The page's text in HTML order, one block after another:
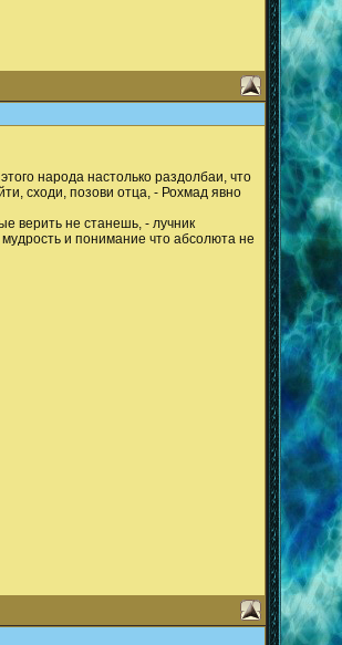
народа настолько раздолбаи, что
сходи, позови отца, - Рохмад явно
верить не станешь, - лучник
и понимание что абсолюта не